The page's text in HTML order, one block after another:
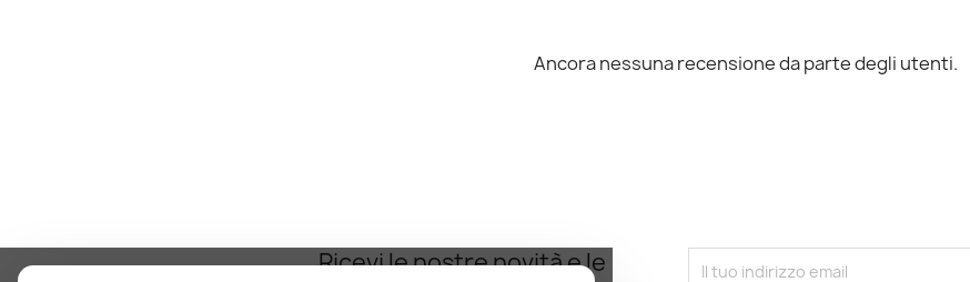
Ancora nessuna recensione da parte degli utenti.
Ricevi le nostre novità e le